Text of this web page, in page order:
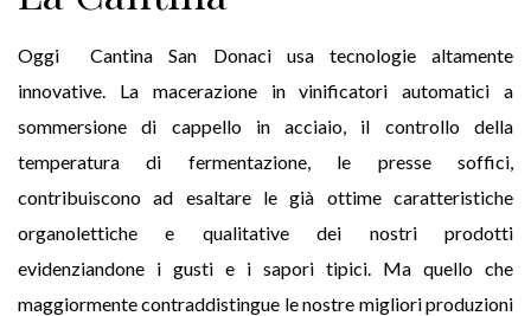
Oggi Cantina San Donaci usa tecnologie altamente
innovative. La macerazione in vinificatori automatici a
sommersione di cappello in acciaio, il controllo della
temperatura di fermentazione, le presse soffici,
contribuiscono ad esaltare le già ottime caratteristiche
organolettiche e qualitative dei nostri prodotti
evidenziandone i gusti e i sapori tipici. Ma quello che
maggiormente contraddistingue le nostre migliori produzioni